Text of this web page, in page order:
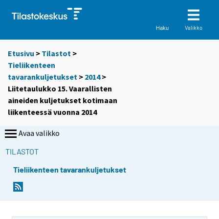
Haku Valikko
Etusivu > Tilastot >
Tieliikenteen
tavarankuljetukset > 2014>
Liitetaulukko 15. Vaarallisten
aineiden kuljetukset kotimaan
liikenteessä vuonna 2014
Avaa valikko
TILASTOT
Tieliikenteen tavarankuljetukset